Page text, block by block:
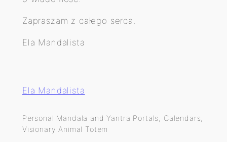
Zapraszam z całego serca.
Ela Mandalista
Ela Mandalista
Personal Mandala and Yantra Portals, Calendars,
Visionary Animal Totem